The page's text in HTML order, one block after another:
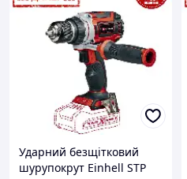
Ударний безщітковий
шурупокрут Einhell STP